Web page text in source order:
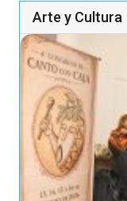
Arte y Cultura